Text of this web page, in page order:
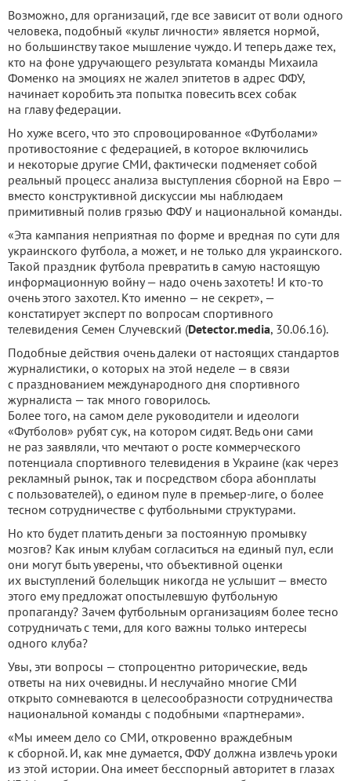
Возможно, для организаций, где все зависит от воли одного
человека, подобный «культ личности» является нормой,
но большинству такое мышление чуждо. И теперь даже тех,
кто на фоне удручающего результата команды Михаила
Фоменко на эмоциях не жалел эпитетов в адрес ФФУ,
начинает коробить эта попытка повесить всех собак
на главу федерации.
Но хуже всего, что это спровоцированное «Футболами»
противостояние с федерацией, в которое включились
и некоторые другие СМИ, фактически подменяет собой
реальный процесс анализа выступления сборной на Евро —
вместо конструктивной дискуссии мы наблюдаем
примитивный полив грязью ФФУ и национальной команды.
«Эта кампания неприятная по форме и вредная по сути для
украинского футбола, а может, и не только для украинского.
Такой праздник футбола превратить в самую настоящую
информационную войну — надо очень захотеть! И кто-то
очень этого захотел. Кто именно — не секрет», —
констатирует эксперт по вопросам спортивного
телевидения Семен Случевский (Detector.media, 30.06.16).
Подобные действия очень далеки от настоящих стандартов
журналистики, о которых на этой неделе — в связи
с празднованием международного дня спортивного
журналиста — так много говорилось.
Более того, на самом деле руководители и идеологи
«Футболов» рубят сук, на котором сидят. Ведь они сами
не раз заявляли, что мечтают о росте коммерческого
потенциала спортивного телевидения в Украине (как через
рекламный рынок, так и посредством сбора абонплаты
с пользователей), о едином пуле в премьер-лиге, о более
тесном сотрудничестве с футбольными структурами.
Но кто будет платить деньги за постоянную промывку
мозгов? Как иным клубам согласиться на единый пул, если
они могут быть уверены, что объективной оценки
их выступлений болельщик никогда не услышит — вместо
этого ему предложат опостылевшую футбольную
пропаганду? Зачем футбольным организациям более тесно
сотрудничать с теми, для кого важны только интересы
одного клуба?
Увы, эти вопросы — стопроцентно риторические, ведь
ответы на них очевидны. И неслучайно многие СМИ
открыто сомневаются в целесообразности сотрудничества
национальной команды с подобными «партнерами».
«Мы имеем дело со СМИ, откровенно враждебным
к сборной. И, как мне думается, ФФУ должна извлечь уроки
из этой истории. Она имеет бесспорный авторитет в глазах